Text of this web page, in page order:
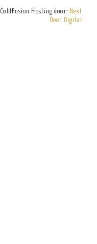
ColdFusion Hosting door: Next
Door Digital